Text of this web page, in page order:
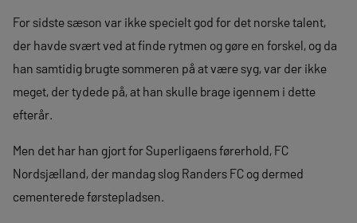
For sidste sæson var ikke specielt god for det norske talent,
der havde svært ved at finde rytmen og gøre en forskel, og da
han samtidig brugte sommeren på at være syg, var der ikke
meget, der tydede på, at han skulle brage igennem i dette
efterår.
Men det har han gjort for Superligaens førerhold, FC
Nordsjælland, der mandag slog Randers FC og dermed
cementerede førstepladsen.